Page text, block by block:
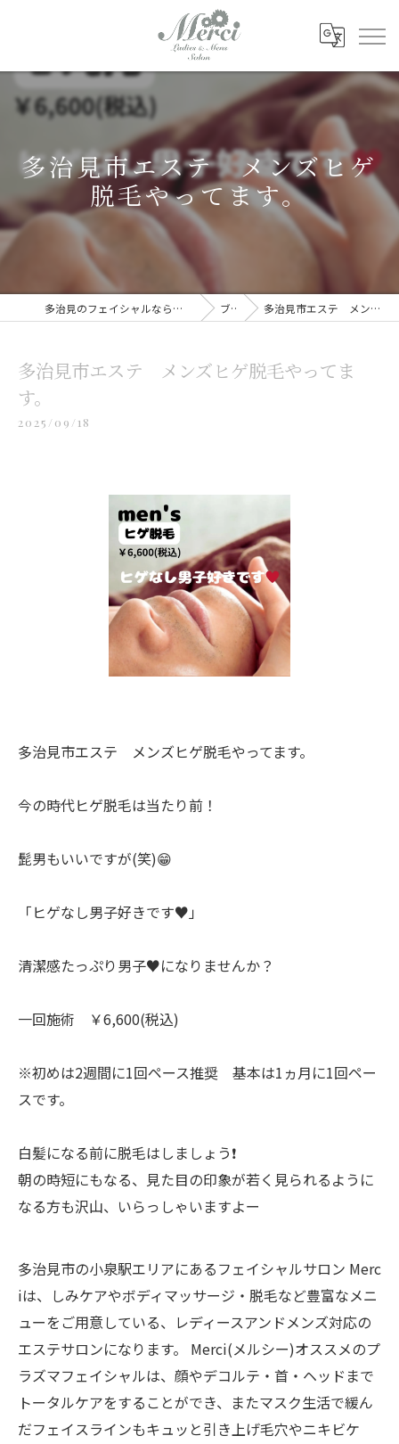
多治見市エステ メンズヒゲ
脱毛やってます。
多治見のフェイシャルならレディース&メンズサロン Merci ブログ 多治見市エステ メンズヒゲ脱毛やってます。
多治見市エステ メンズヒゲ脱毛やってま
す。
2025/09/18
多治見市エステ メンズヒゲ脱毛やってます。
今の時代ヒゲ脱毛は当たり前！
髭男もいいですが(笑)😁
「ヒゲなし男子好きです♥️」
清潔感たっぷり男子♥️になりませんか？
一回施術 ￥6,600(税込)
※初めは2週間に1回ペース推奨 基本は1ヵ月に1回ペー
スです。
白髪になる前に脱毛はしましょう❗
朝の時短にもなる、見た目の印象が若く見られるように
なる方も沢山、いらっしゃいますよー
多治見市の小泉駅エリアにあるフェイシャルサロン Merc
iは、しみケアやボディマッサージ・脱毛など豊富なメニ
ューをご用意している、レディースアンドメンズ対応の
エステサロンになります。 Merci(メルシー)オススメのプ
ラズマフェイシャルは、顔やデコルテ・首・ヘッドまで
トータルケアをすることができ、またマスク生活で緩ん
だフェイスラインもキュッと引き上げ毛穴やニキビケ